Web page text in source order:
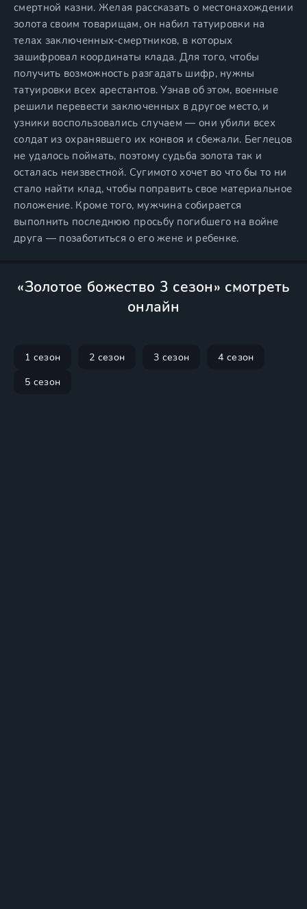
смертной казни. Желая рассказать о местонахождении
золота своим товарищам, он набил татуировки на
телах заключенных-смертников, в которых
зашифровал координаты клада. Для того, чтобы
получить возможность разгадать шифр, нужны
татуировки всех арестантов. Узнав об этом, военные
решили перевести заключенных в другое место, и
узники воспользовались случаем — они убили всех
солдат из охранявшего их конвоя и сбежали. Беглецов
не удалось поймать, поэтому судьба золота так и
осталась неизвестной. Сугимото хочет во что бы то ни
стало найти клад, чтобы поправить свое материальное
положение. Кроме того, мужчина собирается
выполнить последнюю просьбу погибшего на войне
друга — позаботиться о его жене и ребенке.
«Золотое божество 3 сезон» смотреть
онлайн
1 сезон 2 сезон 3 сезон
4 сезон
5 сезон